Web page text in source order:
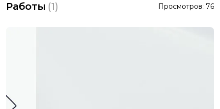
Работы (1) Просмотров: 76